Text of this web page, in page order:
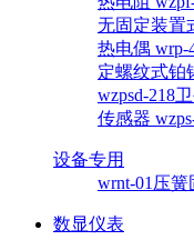
无固定装置
热电偶 wrp-
定螺纹式铂
wzpsd-218
传感器
设备专用
wrnt-01压
数显仪表